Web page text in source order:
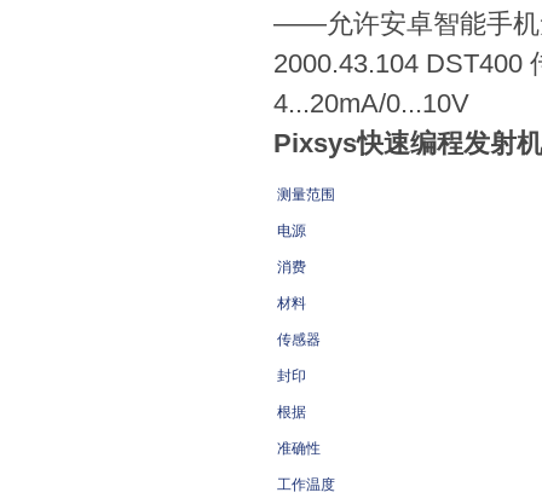
——允许安卓智能手机
2000.43.104 DST400
4...20mA/0...10V
Pixsys快速编程发射
测量范围
电源
消费
材料
传感器
封印
根据
准确性
工作温度